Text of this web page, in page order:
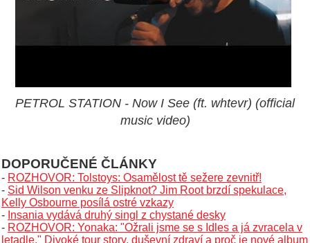
PETROL STATION - Now I See (ft. whtevr) (official
music video)
DOPORUČENÉ ČLÁNKY
- ROZHOVOR: Tolstoys: Osamělost tě sežere zevnitř!
- Sid Wilson venku ze Slipknot? Jim Root brzdí spekulace,
Kelly Osbourne posílá ostré vzkazy
- Insania vydává druhý singl z chystané desky
- ROZHOVOR: Yonaka: "Ožrali jsme se s Idles a já zvracela v
letadle." Divoké tour story, duševní zdraví a proč je nové album